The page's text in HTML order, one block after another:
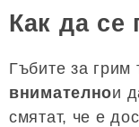
Как да се
Гъбите за грим
внимателнои
смятат, че е